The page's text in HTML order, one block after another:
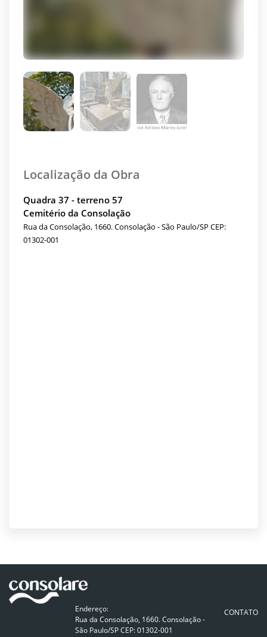
Localização da Obra
Quadra 37 - terreno 57
Cemitério da Consolação
Rua da Consolação, 1660. Consolação - São Paulo/SP CEP:
01302-001
Endereço:
Rua da Consolação, 1660. Consolação -
São Paulo/SP CEP: 01302-001
CONTATO